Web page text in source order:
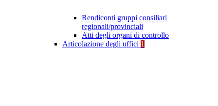
Rendiconti gruppi consiliari
regionali/provinciali
Atti degli organi di controllo
Articolazione degli uffici 1